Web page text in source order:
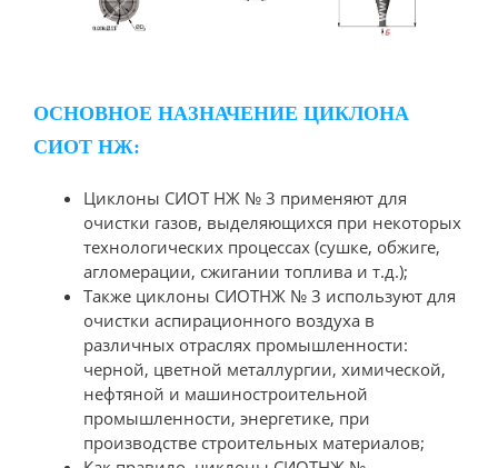
ОСНОВНОЕ НАЗНАЧЕНИЕ ЦИКЛОНА
СИОТ НЖ:
Циклоны СИОТ НЖ № 3 применяют для
очистки газов, выделяющихся при некоторых
технологических процессах (сушке, обжиге,
агломерации, сжигании топлива и т.д.);
Также циклоны СИОТНЖ № 3 используют для
очистки аспирационного воздуха в
различных отраслях промышленности:
черной, цветной металлургии, химической,
нефтяной и машиностроительной
промышленности, энергетике, при
производстве строительных материалов;